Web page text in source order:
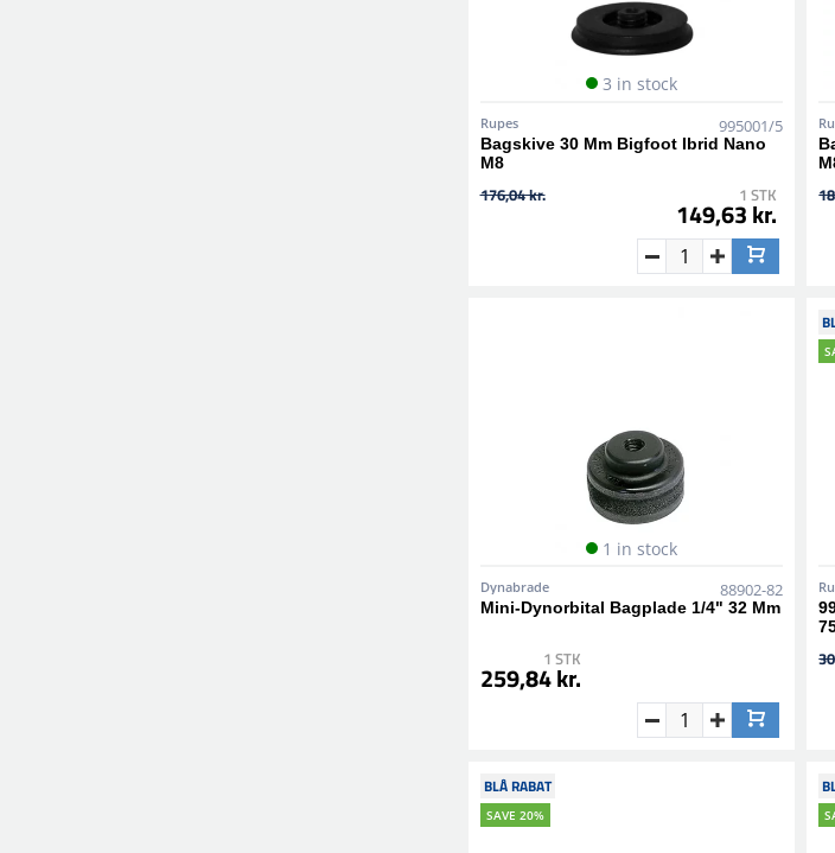
3 in stock
Rupes 995001/5
Bagskive 30 Mm Bigfoot Ibrid Nano
M8
176,04 kr. 1 STK
149,63 kr.
1 in stock
Dynabrade 88902-82
Mini-Dynorbital Bagplade 1/4" 32 Mm
1 STK
259,84 kr.
BLÅ RABAT
SAVE 20%